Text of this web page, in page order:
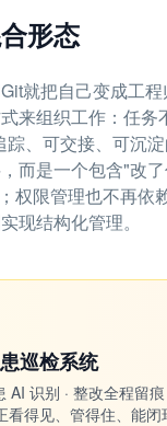
形态
就把自己变成工
来组织工作：任务
、可交接、可沉
而是一个包含"改
权限管理也不再依
现结构化管理。
巡检系统
AI 识别 · 整改全程留
得见、管得住、能闭